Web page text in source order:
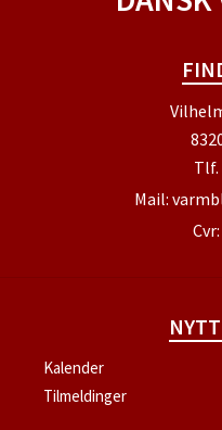
Tlf.
Mail:
Kalender
Tilmeldinger